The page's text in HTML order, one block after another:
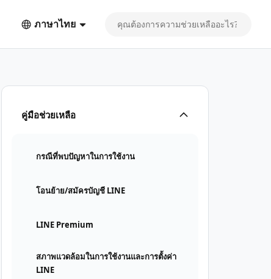
ภาษาไทย
คู่มือช่วยเหลือ
กรณีที่พบปัญหาในการใช้งาน
โอนย้าย/สมัครบัญชี LINE
LINE Premium
สภาพแวดล้อมในการใช้งานและการตั้งค่า
LINE